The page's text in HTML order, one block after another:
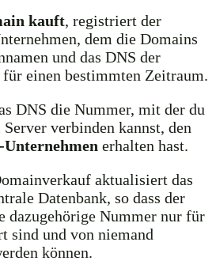
kauft, registriert der
dem die Domains
und das DNS der
einen bestimmten Zeitraum.
DNS die Nummer, mit der du
verbinden kannst, den
erhalten hast.
aktualisiert das
Datenbank, so dass der
dazugehörige Nummer nur für
sind und von niemand
können.